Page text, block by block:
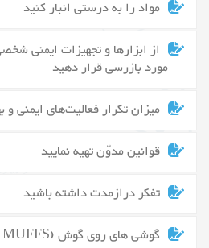
مواد را به درستی انبار کنید
از ابزارها و تجهیزات ایمنی
مورد بازرسی قرار دهید
میزان تکرار فعالیت‌های ایمنی
قوانین مدوّن تهیه نمایید
تفکر درازمدت داشته باشید
گوشی های روی گوش (EAR MUFFS)